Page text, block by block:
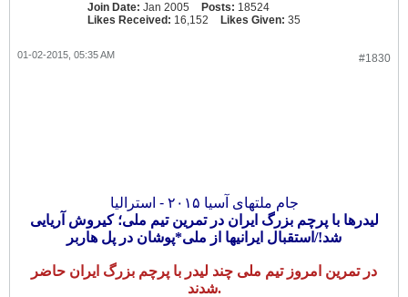
Join Date: Jan 2005 Posts: 18524
Likes Received: 16,152 Likes Given: 35
#1830
01-02-2015, 05:35 AM
جام ملتهای آسیا ۲۰۱۵ - استرالیا
لیدرها با پرچم بزرگ ایران در تمرین تیم ملی؛ کیروش آریایی
شد!/استقبال ایرانیها از ملی*پوشان در پل هاربر
در تمرین امروز تیم ملی چند لیدر با پرچم بزرگ ایران حاضر
شدند.